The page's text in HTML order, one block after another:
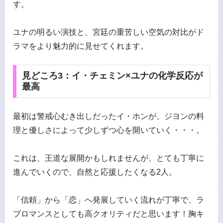
す。
ユナの明るい演技と、宮廷の重苦しい空気の対比がド
ラマをより魅力的に見せてくれます。
見どころ3：イ・チェミン×ユナの化学反応が
最高
最初は警戒心むき出しだったイ・ホンが、ジヨンの料
理と優しさによって少しずつ心を開いていく・・・。
これは、王道な展開かもしれませんが、とても丁寧に
進んでいくので、自然と応援したくなる2人。
「信頼」から「恋」へ発展していく流れが丁寧で、ラ
ブロマンスとしても高クオリティだと思います！胸キ